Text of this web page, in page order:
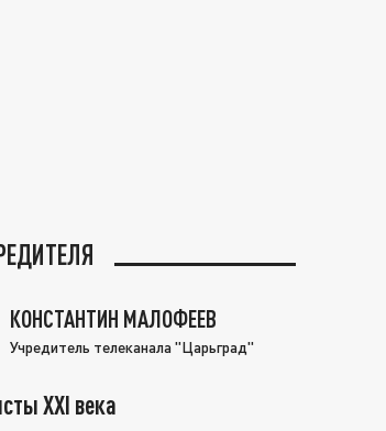
КОНСТАНТИН МАЛОФЕЕВ
Учредитель телеканала "Царьград"
XXI века